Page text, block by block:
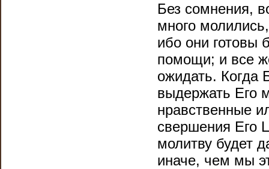
Без сомнения,
много
ибо они готовы
помощи; и все
ожидать. Когда
выдержать Его
нравственные
свершения Его
молитву будет
иначе, чем мы